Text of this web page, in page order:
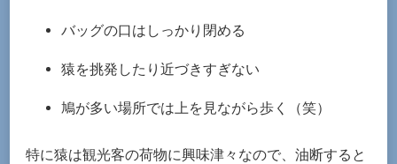
バッグの口はしっかり閉める
猿を挑発したり近づきすぎない
鳩が多い場所では上を見ながら歩く（笑）
特に猿は観光客の荷物に興味津々なので、油断すると